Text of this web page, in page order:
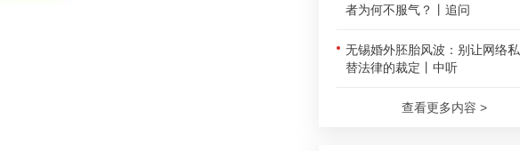
者为何不服气？丨追问
无锡婚外胚胎风波：别让网络
替法律的裁定丨中听
查看更多内容 >